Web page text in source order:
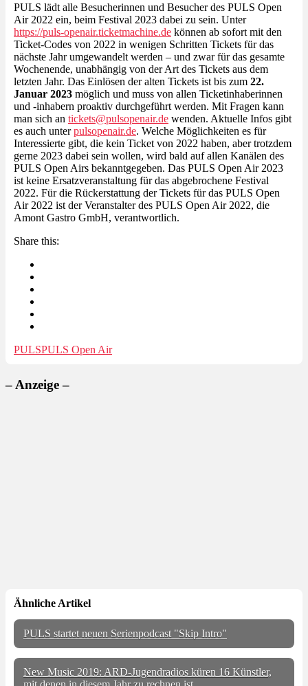
PULS lädt alle Besucherinnen und Besucher des PULS Open
Air 2022 ein, beim Festival 2023 dabei zu sein. Unter
https://puls-openair.ticketmachine.de können ab sofort mit den
Ticket-Codes von 2022 in wenigen Schritten Tickets für das
nächste Jahr umgewandelt werden – und zwar für das gesamte
Wochenende, unabhängig von der Art des Tickets aus dem
letzten Jahr. Das Einlösen der alten Tickets ist bis zum 22.
Januar 2023 möglich und muss von allen Ticketinhaberinnen
und -inhabern proaktiv durchgeführt werden. Mit Fragen kann
man sich an tickets@pulsopenair.de wenden. Aktuelle Infos gibt
es auch unterpulsopenair.de. Welche Möglichkeiten es für
Interessierte gibt, die kein Ticket von 2022 haben, aber trotzdem
gerne 2023 dabei sein wollen, wird bald auf allen Kanälen des
PULS Open Airs bekanntgegeben. Das PULS Open Air 2023
ist keine Ersatzveranstaltung für das abgebrochene Festival
2022. Für die Rückerstattung der Tickets für das PULS Open
Air 2022 ist der Veranstalter des PULS Open Air 2022, die
Amont Gastro GmbH, verantwortlich.
Share this:
PULSPULS Open Air
– Anzeige –
Ähnliche Artikel
PULS startet neuen Serienpodcast "Skip Intro"
New Music 2019: ARD-Jugendradios küren 16 Künstler,